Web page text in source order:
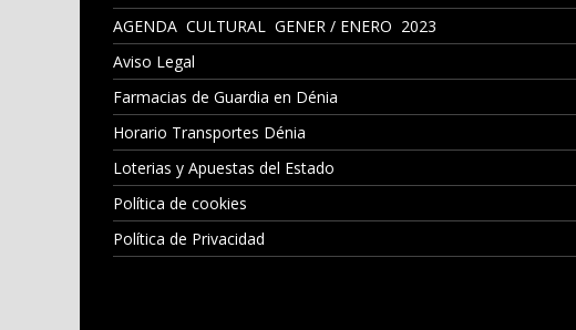
AGENDA CULTURAL GENER / ENERO 2023
Aviso Legal
Farmacias de Guardia en Dénia
Horario Transportes Dénia
Loterias y Apuestas del Estado
Política de cookies
Política de Privacidad